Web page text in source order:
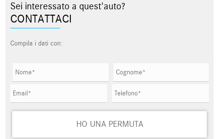
Sei interessato a quest'auto?
CONTATTACI
Compila i dati con:
HO UNA PERMUTA